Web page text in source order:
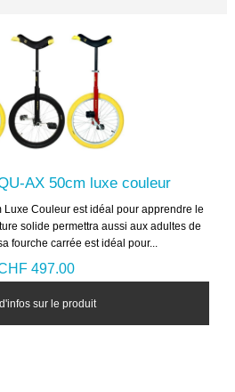
AX 50cm luxe couleur
Luxe Couleur est idéal pour apprendre le
solide permettra aussi aux adultes de
fourche carrée est idéal pour...
497.00
sur le produit